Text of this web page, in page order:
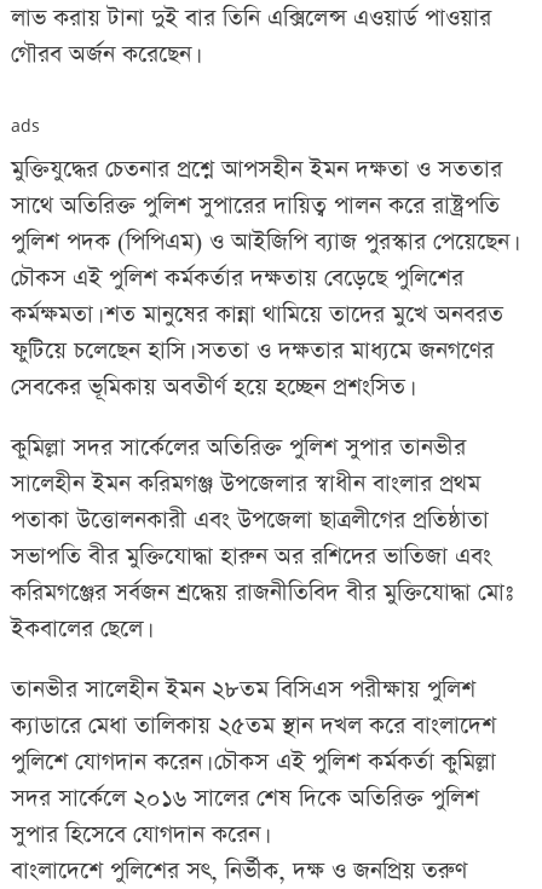
লাভ করায় টানা দুই বার তিনি এক্সিলেন্স এওয়ার্ড পাওয়ার
গৌরব অর্জন করেছেন।
ads
মুক্তিযুদ্ধের চেতনার প্রশ্নে আপসহীন ইমন দক্ষতা ও সততার
সাথে অতিরিক্ত পুলিশ সুপারের দায়িত্ব পালন করে রাষ্ট্রপতি
পুলিশ পদক (পিপিএম) ও আইজিপি ব্যাজ পুরস্কার পেয়েছেন।
চৌকস এই পুলিশ কর্মকর্তার দক্ষতায় বেড়েছে পুলিশের
কর্মক্ষমতা। শত মানুষের কান্না থামিয়ে তাদের মুখে অনবরত
ফুটিয়ে চলেছেন হাসি। সততা ও দক্ষতার মাধ্যমে জনগণের
সেবকের ভূমিকায় অবতীর্ণ হয়ে হচ্ছেন প্রশংসিত।
কুমিল্লা সদর সার্কেলের অতিরিক্ত পুলিশ সুপার তানভীর
সালেহীন ইমন করিমগঞ্জ উপজেলার স্বাধীন বাংলার প্রথম
পতাকা উত্তোলনকারী এবং উপজেলা ছাত্রলীগের প্রতিষ্ঠাতা
সভাপতি বীর মুক্তিযোদ্ধা হারুন অর রশিদের ভাতিজা এবং
করিমগঞ্জের সর্বজন শ্রদ্ধেয় রাজনীতিবিদ বীর মুক্তিযোদ্ধা মোঃ
ইকবালের ছেলে।
তানভীর সালেহীন ইমন ২৮তম বিসিএস পরীক্ষায় পুলিশ
ক্যাডারে মেধা তালিকায় ২৫তম স্থান দখল করে বাংলাদেশ
পুলিশে যোগদান করেন। চৌকস এই পুলিশ কর্মকর্তা কুমিল্লা
সদর সার্কেলে ২০১৬ সালের শেষ দিকে অতিরিক্ত পুলিশ
সুপার হিসেবে যোগদান করেন।
বাংলাদেশে পুলিশের সৎ, নির্ভীক, দক্ষ ও জনপ্রিয় তরুণ